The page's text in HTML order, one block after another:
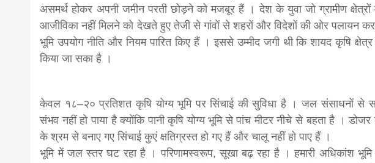
असमर्थ होकर अपनी जमीन परती छोड़ने को मजबूर हैं । देश के युवा जो ग्रामीण
आजीविका नहीं मिलने को देखते हुए तेजी से गांवों से शहरों और विदेशों की ओर पलायन
भूमि उपयोग नीति और नियम पारित किए हैं । इससे उम्मीद जगी थी कि शायद कृषि
किया जा सका है ।
केवल १८–२० प्रतिशत कृषि योग्य भूमि पर सिंचाई की सुविधा है । जल संसाधनों से
संभव नहीं हो पाया है क्योंकि पानी कृषि योग्य भूमि से पांच मीटर नीचे से बहता है ।
के श्रम से बनाए गए सिंचाई कुएं क्षतिग्रस्त हो गए हैं और चालू नहीं हो पाए हैं ।
भूमि में जल स्तर घट रहा है । परिणामस्वरूप, सूखा बढ़ रहा है । हमारी अधिकांश